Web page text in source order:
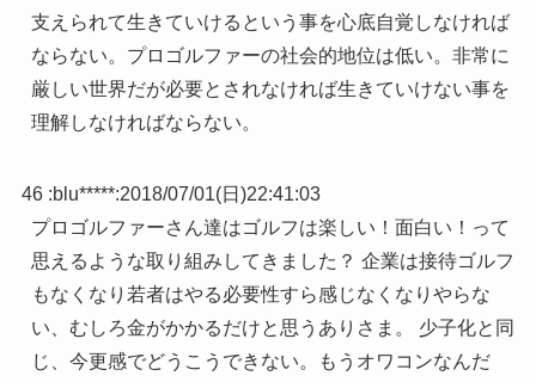
支えられて生きていけるという事を心底自覚しなければ
ならない。プロゴルファーの社会的地位は低い。非常に
厳しい世界だが必要とされなければ生きていけない事を
理解しなければならない。
46 :blu*****:2018/07/01(日)22:41:03
プロゴルファーさん達はゴルフは楽しい！面白い！って
思えるような取り組みしてきました？ 企業は接待ゴルフ
もなくなり若者はやる必要性すら感じなくなりやらな
い、むしろ金がかかるだけと思うありさま。 少子化と同
じ、今更感でどうこうできない。もうオワコンなんだ